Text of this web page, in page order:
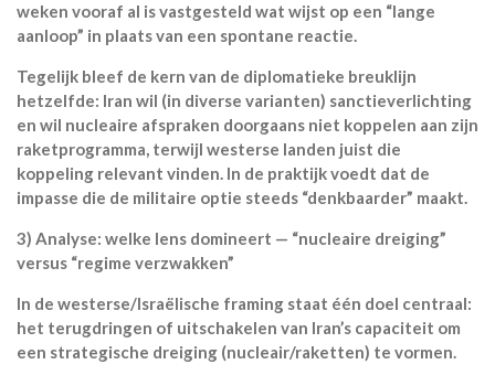
weken vooraf al is vastgesteld wat wijst op een “lange
aanloop” in plaats van een spontane reactie.
Tegelijk bleef de kern van de diplomatieke breuklijn
hetzelfde: Iran wil (in diverse varianten) sanctieverlichting
en wil nucleaire afspraken doorgaans niet koppelen aan zijn
raketprogramma, terwijl westerse landen juist die
koppeling relevant vinden. In de praktijk voedt dat de
impasse die de militaire optie steeds “denkbaarder” maakt.
3) Analyse: welke lens domineert — “nucleaire dreiging”
versus “regime verzwakken”
In de westerse/Israëlische framing staat één doel centraal:
het terugdringen of uitschakelen van Iran’s capaciteit om
een strategische dreiging (nucleair/raketten) te vormen.